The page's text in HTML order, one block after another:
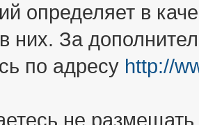
определяет в
них. За
по адресу http://
не